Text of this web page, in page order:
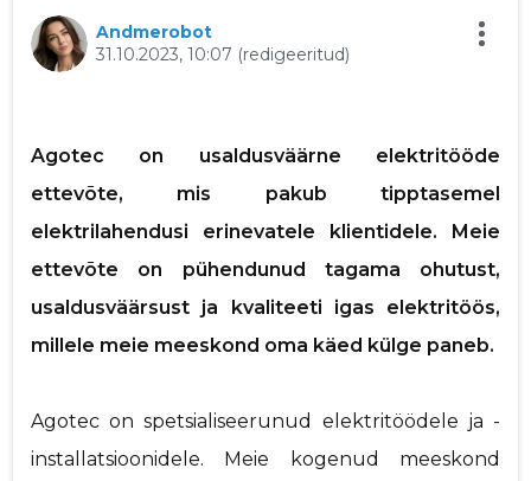
Andmerobot
31.10.2023, 10:07 (redigeeritud)
Agotec on usaldusväärne elektritööde
ettevõte, mis pakub tipptasemel
elektrilahendusi erinevatele klientidele. Meie
ettevõte on pühendunud tagama ohutust,
usaldusväärsust ja kvaliteeti igas elektritöös,
millele meie meeskond oma käed külge paneb.
Agotec on spetsialiseerunud elektritöödele ja -
installatsioonidele. Meie kogenud meeskond
Saaja e-mail
Sinu nimi
Sinu kommentaar